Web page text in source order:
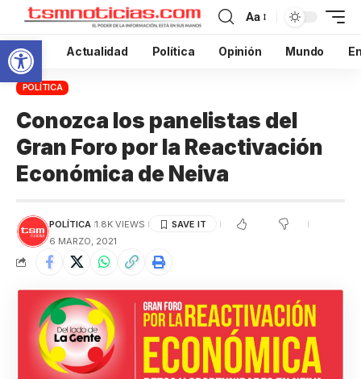
Abrir barra de herramientas
Aa
Inicio Actualidad Política Opinión Mundo
POLÍTICA
Conozca los panelistas del
Gran Foro por la Reactivación
Económica de Neiva
POLÍTICA 1.8K VIEWS
6 MARZO, 2021